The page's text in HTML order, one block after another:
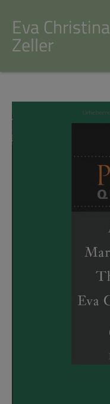
Eva Christina
Zeller